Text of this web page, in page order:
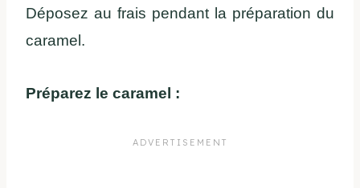
Déposez au frais pendant la préparation du
caramel.
Préparez le caramel :